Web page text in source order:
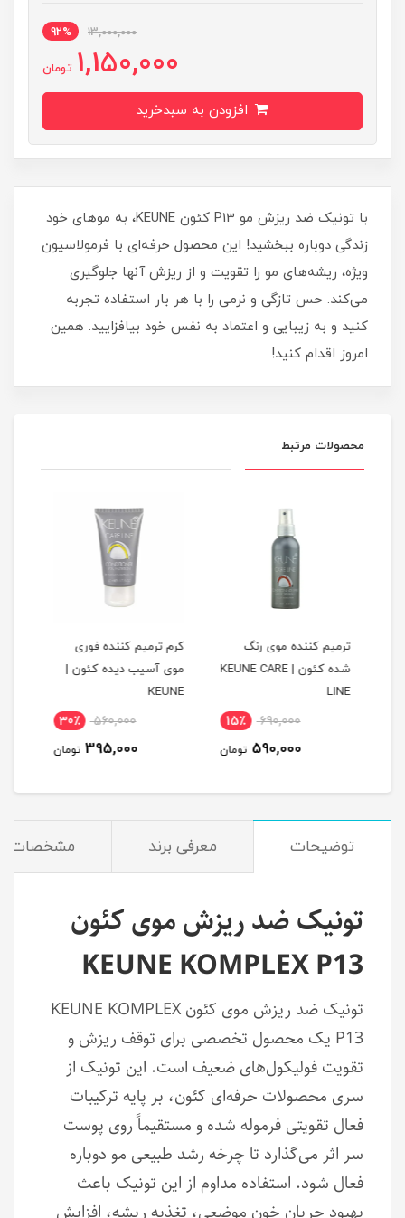
13,000,000
92%
1,150,000 تومان
با تونیک ضد ریزش مو P13 کئون KEUNE، به موهای خود
زندگی دوباره ببخشید! این محصول حرفه‌ای با فرمولاسیون
ویژه، ریشه‌های مو را تقویت و از ریزش آنها جلوگیری
می‌کند. حس تازگی و نرمی را با هر بار استفاده تجربه
کنید و به زیبایی و اعتماد به نفس خود بیافزایید. همین
امروز اقدام کنید!
محصولات مرتبط
ترمیم کننده موی رنگ
شده کئون | KEUNE CARE
LINE
690,000 15٪
590,000 تومان
کرم ترمیم کننده فوری
موی آسیب دیده کئون |
KEUNE
560,000 30٪
395,000 تومان
توضیحات معرفی برند مشخصات
تونیک ضد ریزش موی کئون
KEUNE KOMPLEX P13
تونیک ضد ریزش موی کئون KEUNE KOMPLEX
P13 یک محصول تخصصی برای توقف ریزش و
تقویت فولیکول‌های ضعیف است. این تونیک از
سری محصولات حرفه‌ای کئون، بر پایه ترکیبات
فعال تقویتی فرموله شده و مستقیماً روی پوست
سر اثر می‌گذارد تا چرخه رشد طبیعی مو دوباره
فعال شود. استفاده مداوم از این تونیک باعث